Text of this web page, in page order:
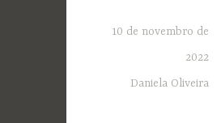
10 de novembro de
2022
Daniela Oliveira